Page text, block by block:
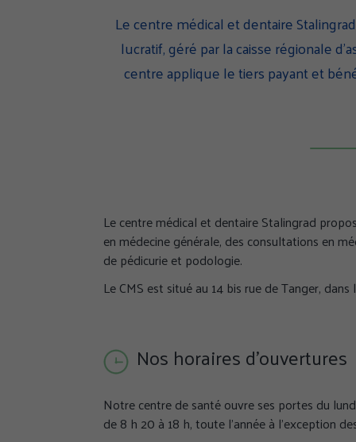
Le centre médical et dentaire
lucratif, géré par la caisse régionale
centre applique le tiers payant et
Le centre médical et dentaire Stalingrad
en médecine générale, des consultations en
de pédicurie et podologie.
Le CMS est situé au 14 bis rue de Tanger,
Nos horaires d'ouvertures
Notre centre de santé ouvre ses portes du
de 8 h 20 à 18 h, toute l’année à l’exception